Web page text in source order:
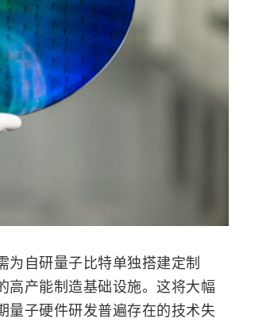
为自研量子比特单独搭建定制
高产能制造基础设施。这将大幅
量子硬件研发普遍存在的技术失